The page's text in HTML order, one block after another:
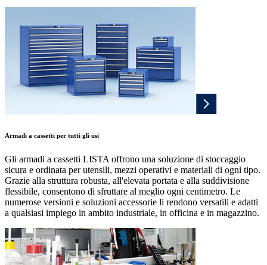
Armadi a cassetti per tutti gli usi
Gli armadi a cassetti LISTA offrono una soluzione di stoccaggio
sicura e ordinata per utensili, mezzi operativi e materiali di ogni tipo.
Grazie alla struttura robusta, all'elevata portata e alla suddivisione
flessibile, consentono di sfruttare al meglio ogni centimetro. Le
numerose versioni e soluzioni accessorie li rendono versatili e adatti
a qualsiasi impiego in ambito industriale, in officina e in magazzino.